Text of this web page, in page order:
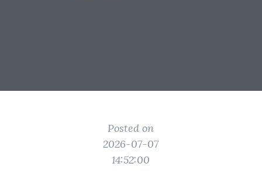
Posted on
2026-07-07
14:52:00